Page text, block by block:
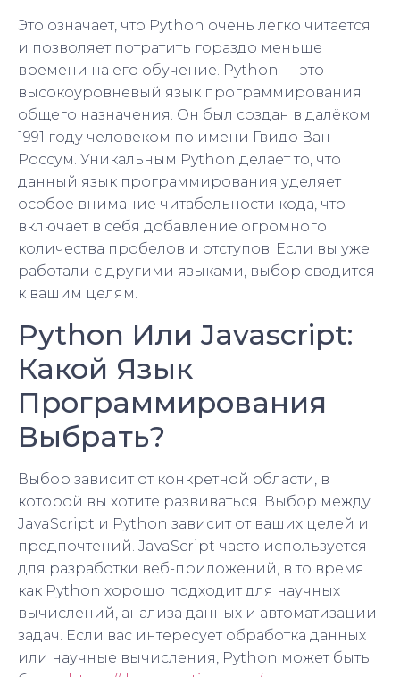
Это означает, что Python очень легко читается
и позволяет потратить гораздо меньше
времени на его обучение. Python — это
высокоуровневый язык программирования
общего назначения. Он был создан в далёком
1991 году человеком по имени Гвидо Ван
Россум. Уникальным Python делает то, что
данный язык программирования уделяет
особое внимание читабельности кода, что
включает в себя добавление огромного
количества пробелов и отступов. Если вы уже
работали с другими языками, выбор сводится
к вашим целям.
Python Или Javascript:
Какой Язык
Программирования
Выбрать?
Выбор зависит от конкретной области, в
которой вы хотите развиваться. Выбор между
JavaScript и Python зависит от ваших целей и
предпочтений. JavaScript часто используется
для разработки веб-приложений, в то время
как Python хорошо подходит для научных
вычислений, анализа данных и автоматизации
задач. Если вас интересует обработка данных
или научные вычисления, Python может быть